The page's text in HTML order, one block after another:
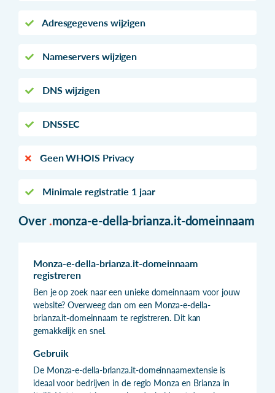
Adresgegevens wijzigen
Nameservers wijzigen
DNS wijzigen
DNSSEC
Geen WHOIS Privacy
Minimale registratie 1 jaar
Over .monza-e-della-brianza.it-domeinnaam
Monza-e-della-brianza.it-domeinnaam
registreren
Ben je op zoek naar een unieke domeinnaam voor jouw
website? Overweeg dan om een Monza-e-della-
brianza.it-domeinnaam te registreren. Dit kan
gemakkelijk en snel.
Gebruik
De Monza-e-della-brianza.it-domeinnaamextensie is
ideaal voor bedrijven in de regio Monza en Brianza in